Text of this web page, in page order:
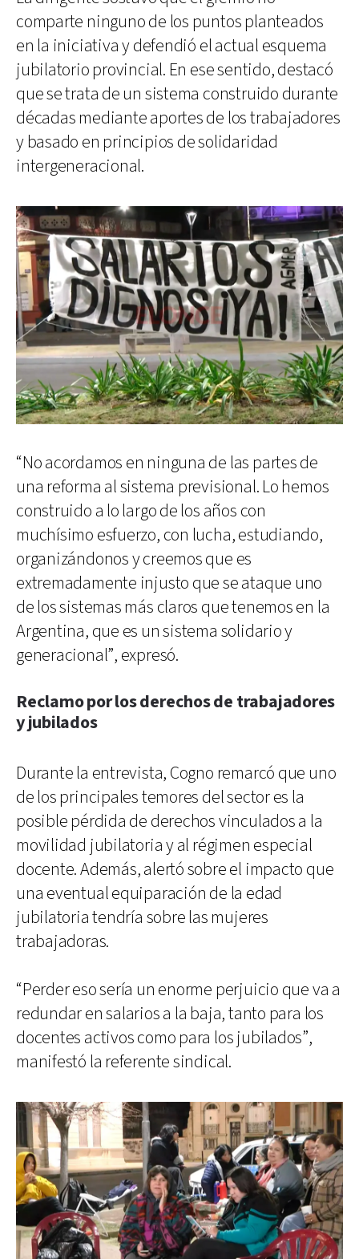
comparte ninguno de los puntos planteados
en la iniciativa y defendió el actual esquema
jubilatorio provincial. En ese sentido, destacó
que se trata de un sistema construido durante
décadas mediante aportes de los trabajadores
y basado en principios de solidaridad
intergeneracional.
“No acordamos en ninguna de las partes de
una reforma al sistema previsional. Lo hemos
construido a lo largo de los años con
muchísimo esfuerzo, con lucha, estudiando,
organizándonos y creemos que es
extremadamente injusto que se ataque uno
de los sistemas más claros que tenemos en la
Argentina, que es un sistema solidario y
generacional”, expresó.
Reclamo por los derechos de trabajadores
y jubilados
Durante la entrevista, Cogno remarcó que uno
de los principales temores del sector es la
posible pérdida de derechos vinculados a la
movilidad jubilatoria y al régimen especial
docente. Además, alertó sobre el impacto que
una eventual equiparación de la edad
jubilatoria tendría sobre las mujeres
trabajadoras.
“Perder eso sería un enorme perjuicio que va a
redundar en salarios a la baja, tanto para los
docentes activos como para los jubilados”,
manifestó la referente sindical.